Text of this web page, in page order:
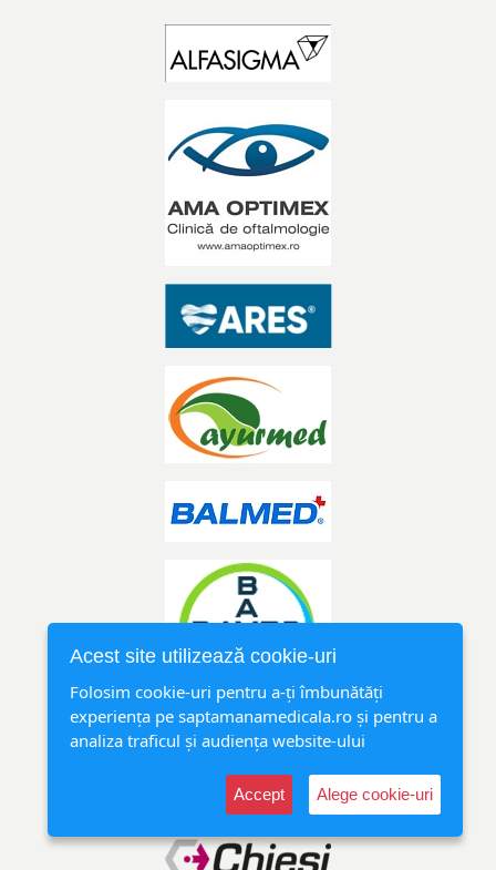
Acest site utilizează cookie-uri
Folosim cookie-uri pentru a-ți îmbunătăți
experiența pe saptamanamedicala.ro și pentru a
analiza traficul și audiența website-ului
Accept Alege cookie-uri